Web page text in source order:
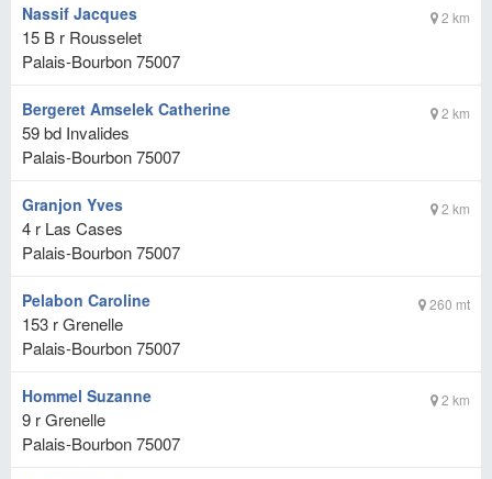
2 km
Nassif Jacques
15 B r Rousselet
Palais-Bourbon75007
2 km
Bergeret Amselek Catherine
59 bd Invalides
Palais-Bourbon75007
2 km
Granjon Yves
4 r Las Cases
Palais-Bourbon75007
260 mt
Pelabon Caroline
153 r Grenelle
Palais-Bourbon75007
2 km
Hommel Suzanne
9 r Grenelle
Palais-Bourbon75007